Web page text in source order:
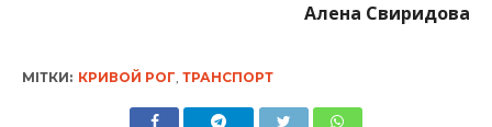
Алена Свиридова
МІТКИ: КРИВОЙ РОГ, ТРАНСПОРТ